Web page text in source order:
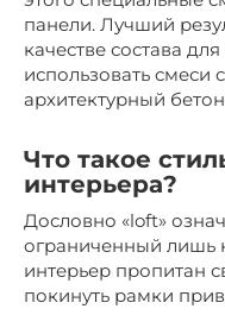
панели. Лучший
качестве состава
использовать смеси
архитектурный
Что такое
интерьера?
Дословно «loft»
ограниченный лишь
интерьер пропитан
покинуть рамки